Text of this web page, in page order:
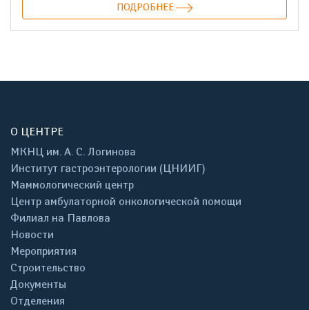
ПОДРОБНЕЕ
О ЦЕНТРЕ
МКНЦ им. А. С. Логинова
Институт гастроэнтерологии (ЦНИИГ)
Маммологический центр
Центр амбулаторной онкологической помощи
Филиал на Павлова
Новости
Мероприятия
Строительство
Документы
Отделения